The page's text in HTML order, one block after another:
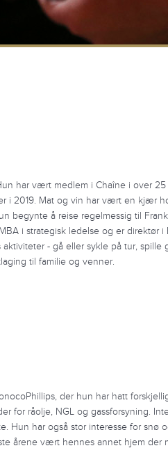
har vært medlem i Chaîne i over 25
i 2019. Mat og vin har vært en kjær
begynte å reise regelmessig til
i strategisk ledelse og er direktør i
- gå eller sykle på tur, spille
til familie og venner.
der hun har hatt
for råolje, NGL og gassforsyning.
Hun har også stor interesse for snø
årene vært hennes annet hjem der